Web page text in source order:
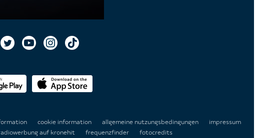
cookie information allgemeine nutzungsbedingungen
impressum
auf kronehit frequenzfinder fotocredits